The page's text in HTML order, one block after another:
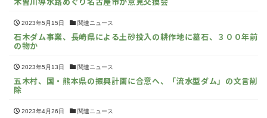
2023年5月15日 関連ニュース
石木ダム事業、長崎県による土砂投入の耕作地に墓石、３００年前
の物か
2023年5月13日 関連ニュース
五木村、国・熊本県の振興計画に合意へ、「流水型ダム」の文言削
除
2023年4月26日 関連ニュース